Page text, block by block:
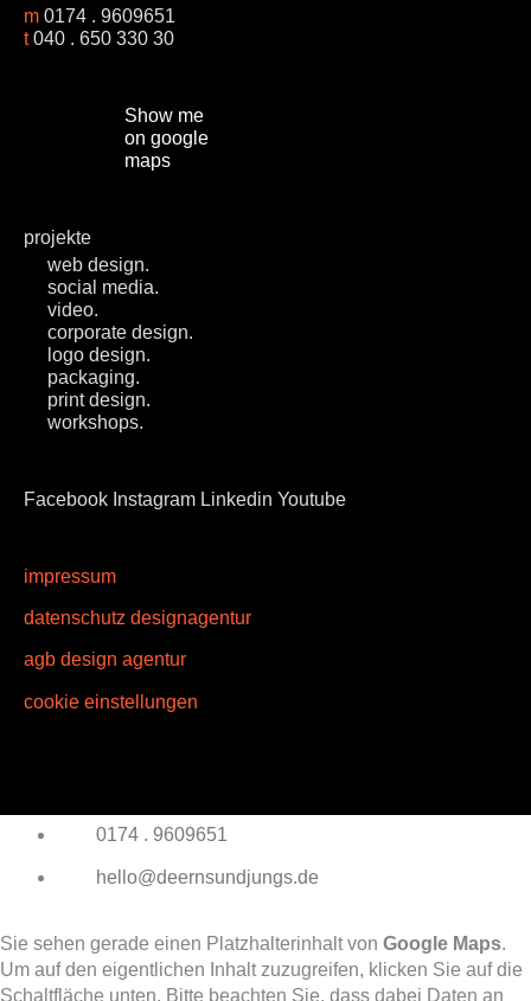
m 0174 . 9609651
t 040 . 650 330 30
Show me
on google
maps
projekte
web design.
social media.
video.
corporate design.
logo design.
packaging.
print design.
workshops.
Facebook Instagram Linkedin Youtube
impressum
datenschutz designagentur
agb design agentur
cookie einstellungen
0174 . 9609651
hello@deernsundjungs.de
Sie sehen gerade einen Platzhalterinhalt von Google Maps.
Um auf den eigentlichen Inhalt zuzugreifen, klicken Sie auf die
Schaltfläche unten. Bitte beachten Sie, dass dabei Daten an